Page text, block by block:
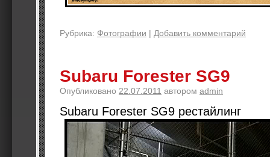
Рубрика: Фотографии | Добавить комментарий
Subaru Forester SG9
Опубликовано 22.07.2011 автором admin
Subaru Forester SG9 рестайлинг